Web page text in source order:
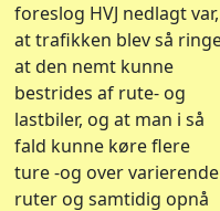
foreslog HVJ nedlagt var,
at trafikken blev så
at den nemt kunne
bestrides af rute- og
lastbiler, og at man i så
fald kunne køre flere
ture -og over varierende
ruter og samtidig opnå